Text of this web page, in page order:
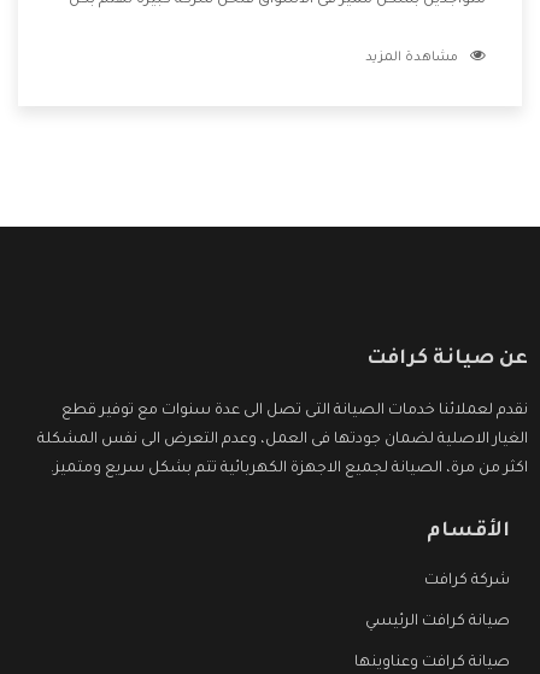
الشركة بها والتى تكون منها خدمة الصيانة التى تكون من أهم
مشاهدة المزيد
عن صيانة كرافت
نقدم لعملائنا خدمات الصيانة التى تصل الى عدة سنوات مع توفير قطع
الغيار الاصلية لضمان جودتها فى العمل، وعدم التعرض الى نفس المشكلة
اكثر من مرة، الصيانة لجميع الاجهزة الكهربائية تتم بشكل سريع ومتميز.
الأقسام
شركة كرافت
صيانة كرافت الرئيسي
صيانة كرافت وعناوينها